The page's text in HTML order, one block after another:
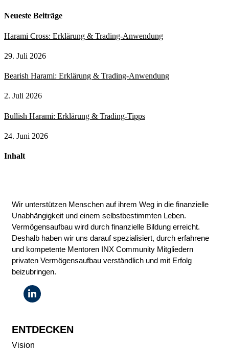
Neueste Beiträge
Harami Cross: Erklärung & Trading-Anwendung
29. Juli 2026
Bearish Harami: Erklärung & Trading-Anwendung
2. Juli 2026
Bullish Harami: Erklärung & Trading-Tipps
24. Juni 2026
Inhalt
Wir unterstützen Menschen auf ihrem Weg in die finanzielle
Unabhängigkeit und einem selbstbestimmten Leben.
Vermögensaufbau wird durch finanzielle Bildung erreicht.
Deshalb haben wir uns darauf spezialisiert, durch erfahrene
und kompetente Mentoren INX Community Mitgliedern
privaten Vermögensaufbau verständlich und mit Erfolg
beizubringen.
ENTDECKEN
Vision